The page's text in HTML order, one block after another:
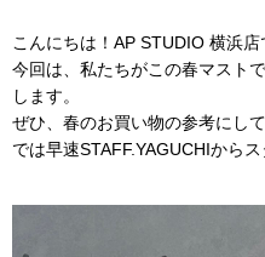
こんにちは！AP STUDIO 横浜店
今回は、私たちがこの春マスト
します。
ぜひ、春のお買い物の参考にし
では早速STAFF.YAGUCHIからス